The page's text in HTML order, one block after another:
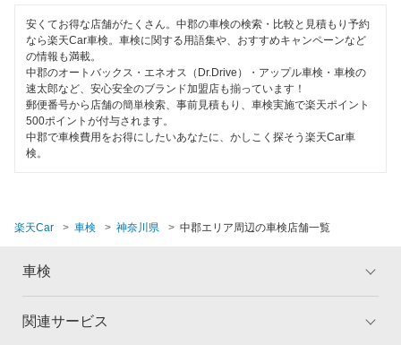
茅ヶ崎市
秦野市
平塚市
藤沢市
大和市
横須賀市
ハイブリッド車OK
EV車OK
120分以内の車検
1日車検
整備保証
コンピューター診断
車検のコバック
ミタニ車検
キグナス車検
オートビークル車検
ベアーズ車検
安心WE！車検
安くてお得な店舗がたくさん。中郡の車検の検索・比較と見積もり予約
なら楽天Car車検。車検に関する用語集や、おすすめキャンペーンなど
の情報も満載。
中郡のオートバックス・エネオス（Dr.Drive）・アップル車検・車検の
速太郎など、安心安全のブランド加盟店も揃っています！
郵便番号から店舗の簡単検索、事前見積もり、車検実施で楽天ポイント
500ポイントが付与されます。
中郡で車検費用をお得にしたいあなたに、かしこく探そう楽天Car車
検。
楽天Car 車検 神奈川県 中郡エリア周辺の車検店舗一覧
車検
トップ
関連サービス